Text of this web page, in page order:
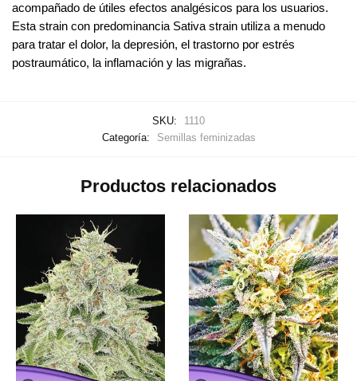
acompañado de útiles efectos analgésicos para los usuarios.
Esta strain con predominancia Sativa strain utiliza a menudo
para tratar el dolor, la depresión, el trastorno por estrés
postraumático, la inflamación y las migrañas.
SKU:
1110
Categoría:
Semillas feminizadas
Productos relacionados